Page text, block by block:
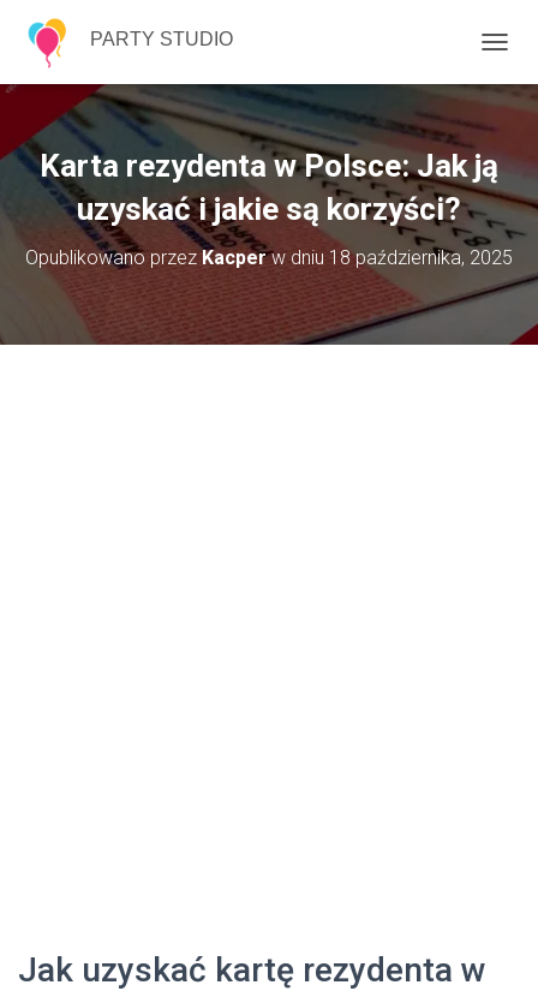
PARTY STUDIO
R
Z
Ą
C
Z
A
W
Karta rezydenta w Polsce: Jak ją
uzyskać i jakie są korzyści?
Opublikowano przez Kacperw dniu 18 października, 2025
Jak uzyskać kartę rezydenta w